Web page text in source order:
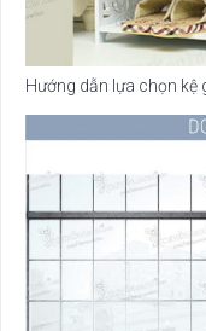
Hướng dẫn lựa chọn